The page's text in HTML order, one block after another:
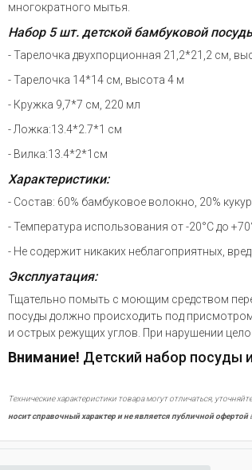
многократного мытья.
Набор 5 шт. детской бамбуковой
- Тарелочка двухпорционная 21,2*21,2 см,
- Тарелочка 14*14 см, высота 4 м
- Кружка 9,7*7 см, 220 мл
- Ложка:13.4*2.7*1 см
- Вилка:13.4*2*1см
Характеристики:
- Состав: 60% бамбуковое волокно, 20%
- Температура использования от -20°С до
- Не содержит никаких неблагоприятных,
Эксплуатация:
Тщательно помыть с моющим средством
посуды должно происходить под
и острых режущих углов. При нарушении
Внимание! Детский набор посуды
Технические характеристики товара могут отличаться,
носит справочный характер и не является публичной офертой